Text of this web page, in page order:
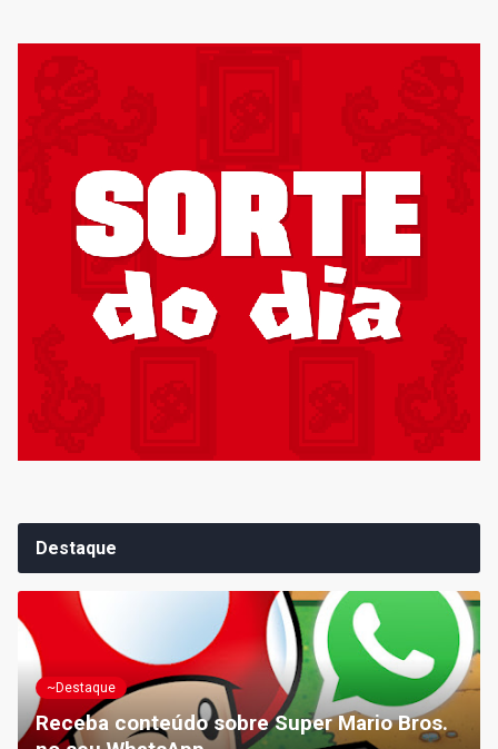
Destaque
~Destaque
Receba conteúdo sobre Super Mario Bros.